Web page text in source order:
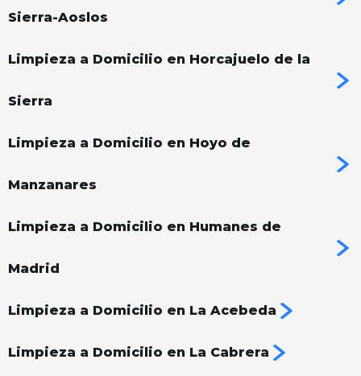
Sierra-Aoslos
Limpieza a Domicilio en Horcajuelo de la
Sierra
Limpieza a Domicilio en Hoyo de
Manzanares
Limpieza a Domicilio en Humanes de
Madrid
Limpieza a Domicilio en La Acebeda
Limpieza a Domicilio en La Cabrera